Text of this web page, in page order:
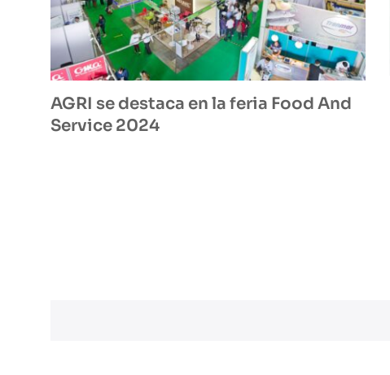
AGRI se destaca en la feria Food And
Service 2024